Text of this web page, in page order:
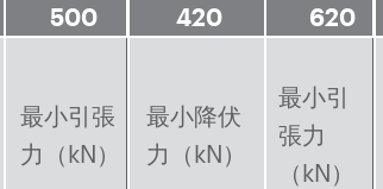
500 420 620
最小引張
力（kN）
最小降伏
力（kN）
最小引
張力
（kN）